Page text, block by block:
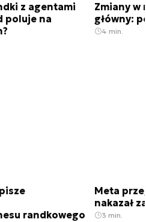
z agentami
poluje na
Zmiany w
główny:
4 min.
randkowego
Meta
nakazał
3 min.